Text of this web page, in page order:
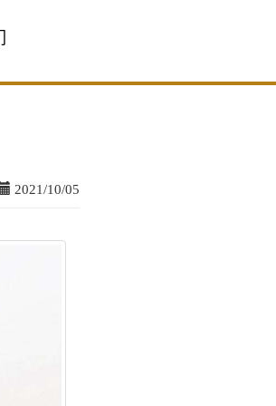
2021/10/05